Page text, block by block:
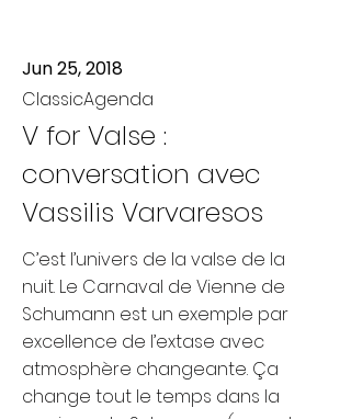
Jun 25, 2018
ClassicAgenda
V for Valse :
conversation avec
Vassilis Varvaresos
C’est l’univers de la valse de la
nuit. Le Carnaval de Vienne de
Schumann est un exemple par
excellence de l’extase avec
atmosphère changeante. Ça
change tout le temps dans la